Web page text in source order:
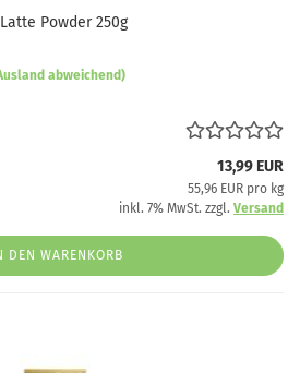
Powder 250g
abweichend)
13,99 EUR
55,96 EUR pro kg
inkl. 7% MwSt. zzgl. Versand
DEN WARENKORB